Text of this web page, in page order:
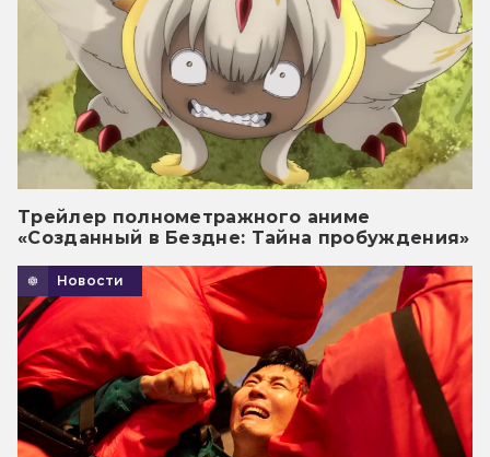
Трейлер полнометражного аниме
«Созданный в Бездне: Тайна пробуждения»
Новости